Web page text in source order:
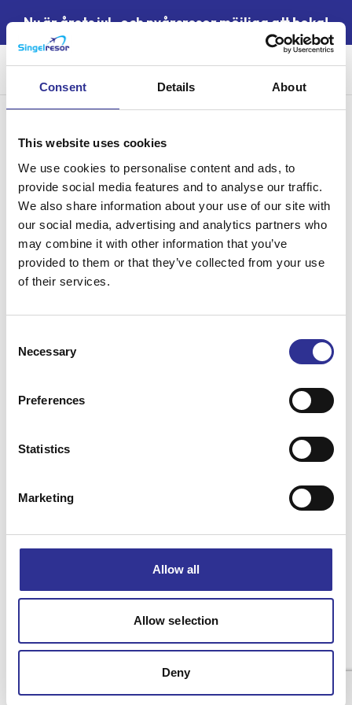
Consent Details About
This website uses cookies
We use cookies to personalise content and ads, to
provide social media features and to analyse our traffic.
We also share information about your use of our site with
our social media, advertising and analytics partners who
may combine it with other information that you’ve
provided to them or that they’ve collected from your use
of their services.
Selection
Necessary
Preferences
Statistics
Marketing
Allow all
Allow selection
Deny
Nu är årets jul- och nyårsresor möjliga att boka!
Sök
Samlingsnamn:
Nyårsresa till Costa
Brava och Barcelona
singelresenärer – oavsett civilstånd. Vi har funnits sedan 2004.
Inför din resa
Resevillkor
Cookiepolicy